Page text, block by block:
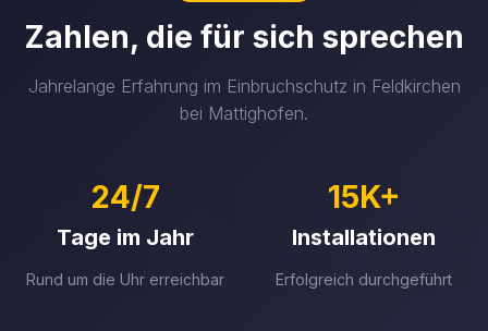
Zahlen, die für sich sprechen
Jahrelange Erfahrung im Einbruchschutz in Feldkirchen
bei Mattighofen.
24/7
Tage im Jahr
Rund um die Uhr erreichbar
15K+
Installationen
Erfolgreich durchgeführt